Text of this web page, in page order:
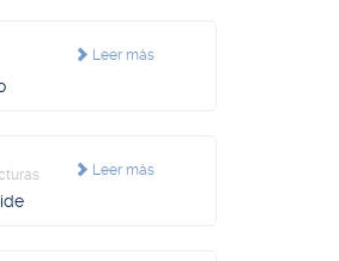
Leer más
Leer más